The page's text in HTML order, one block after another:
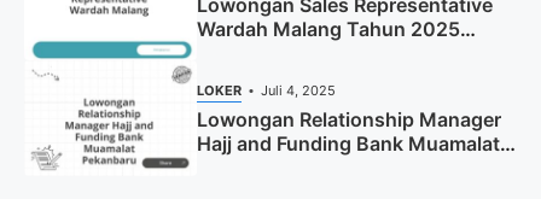
Wardah Malang Tahun 2025
LOKER Juli 4, 2025
Lowongan Relationship Manager
Hajj and Funding Bank Muamalat